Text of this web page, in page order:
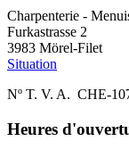
Charpenterie -
Furkastrasse 2
3983 Mörel-Filet
Situation
Nº T. V. A. CHE-
Heures